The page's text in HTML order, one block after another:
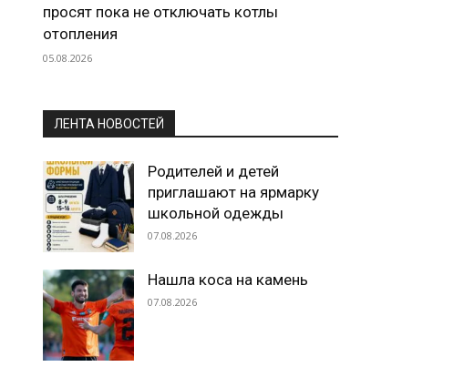
просят пока не отключать котлы
отопления
05.08.2026
ЛЕНТА НОВОСТЕЙ
Родителей и детей
приглашают на ярмарку
школьной одежды
07.08.2026
Нашла коса на камень
07.08.2026